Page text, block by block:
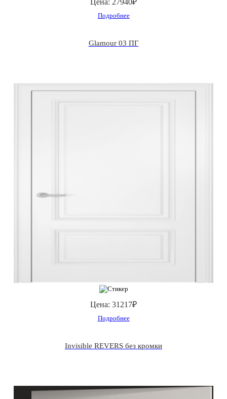
Цена: 27940₽
Подробнее
Glamour 03 ПГ
Цена: 31217₽
Подробнее
Invisible REVERS без кромки